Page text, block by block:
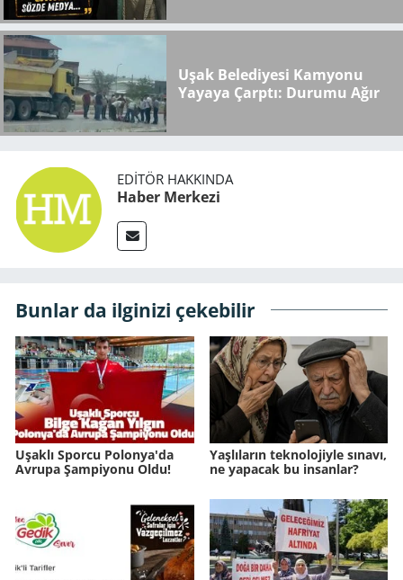
Medya..."
Uşak Belediyesi Kamyonu
Yayaya Çarptı: Durumu Ağır
EDITÖR HAKKINDA
Haber Merkezi
Bunlar da ilginizi çekebilir
Uşaklı Sporcu Polonya'da
Avrupa Şampiyonu Oldu!
Yaşlıların teknolojiyle sınavı,
ne yapacak bu insanlar?